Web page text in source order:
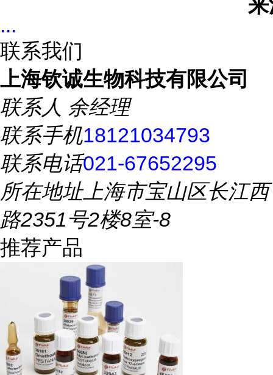
...
联系我们
上海钦诚生物科技有限公司
联系人 余经理
联系手机18121034793
联系电话021-67652295
所在地址上海市宝山区长江西
路2351号2楼8室-8
推荐产品